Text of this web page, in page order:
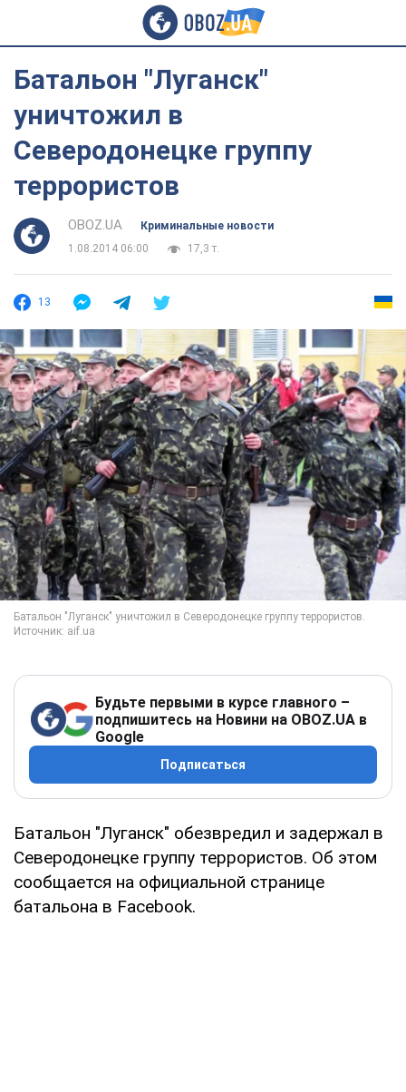
Батальон "Луганск"
уничтожил в
Северодонецке группу
террористов
OBOZ.UA
Криминальные новости
1.08.2014 06:00
17,3 т.
13
Будьте первыми в курсе главного –
подпишитесь на Новини на OBOZ.UA в
Google
Подписаться
Батальон "Луганск" обезвредил и задержал в
Северодонецке группу террористов. Об этом
сообщается на официальной странице
батальона в Facebook.